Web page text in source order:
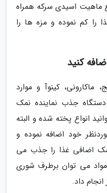
ماهیت اسیدی سرکه همراه
را کم نموده و مزه ها را
کنید
ماکارونی، کینوآ و موارد
جذب نماینده نمک
انواع پخته شده و البته
خود اضافه نموده و
اضافی غذا را جذب می
می توان برطرف شوری
انجام داد.